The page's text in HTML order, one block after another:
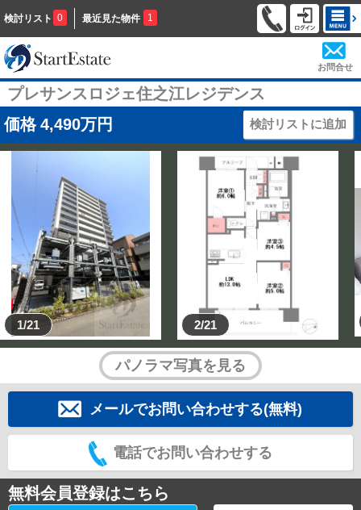
検討リスト 0 最近見た物件 1
お問合せ
プレサンスロジェ住之江レジデンス
価格 4,490万円 検討リストに追加
1/21 2/21
パノラマ写真を見る
メールでお問い合わせする(無料)
電話でお問い合わせする
無料会員登録はこちら